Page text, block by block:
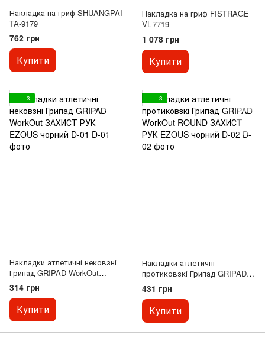
Накладка на гриф SHUANGPAI
TA-9179
762 грн
Купити
Накладка на гриф FISTRAGE
VL-7719
1 078 грн
Купити
3
Накладки атлетичні нековзні
Грипад GRIPAD WorkOut
ЗАХИСТ РУК EZOUS чорний D-
01
314 грн
Купити
3
Накладки атлетичні
протиковзкі Грипад GRIPAD
WorkOut ROUND ЗАХИСТ РУК
EZOUS чорний D-02
431 грн
Купити